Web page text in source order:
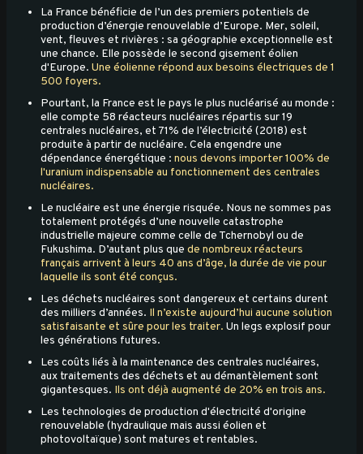
La France bénéficie de l’un des premiers potentiels de
production d’énergie renouvelable d’Europe. Mer, soleil,
vent, fleuves et rivières : sa géographie exceptionnelle est
une chance. Elle possède le second gisement éolien
d'Europe. Une éolienne répond aux besoins électriques de 1
500 foyers.
Pourtant, la France est le pays le plus nucléarisé au monde :
elle compte 58 réacteurs nucléaires répartis sur 19
centrales nucléaires, et 71% de l’électricité (2018) est
produite à partir de nucléaire. Cela engendre une
dépendance énergétique : nous devons importer 100% de
l'uranium indispensable au fonctionnement des centrales
nucléaires.
Le nucléaire est une énergie risquée. Nous ne sommes pas
totalement protégés d’une nouvelle catastrophe
industrielle majeure comme celle de Tchernobyl ou de
Fukushima. D’autant plus que de nombreux réacteurs
français arrivent à leurs 40 ans d’âge, la durée de vie pour
laquelle ils sont été conçus.
Les déchets nucléaires sont dangereux et certains durent
des milliers d’années. Il n’existe aujourd’hui aucune solution
satisfaisante et sûre pour les traiter. Un legs explosif pour
les générations futures.
Les coûts liés à la maintenance des centrales nucléaires,
aux traitements des déchets et au démantèlement sont
gigantesques. Ils ont déjà augmenté de 20% en trois ans.
Les technologies de production d'électricité d'origine
renouvelable (hydraulique mais aussi éolien et
photovoltaïque) sont matures et rentables.